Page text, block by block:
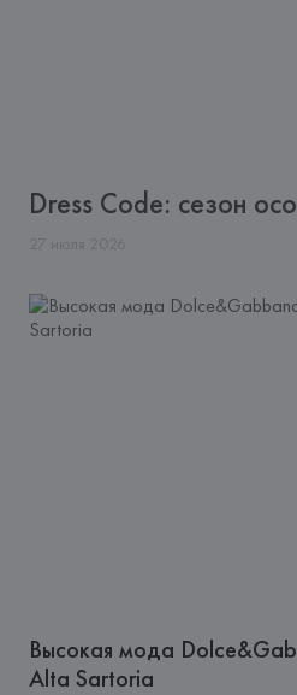
Dress Code: сезон
27 июля 2026
Высокая мода
Alta Sartoria